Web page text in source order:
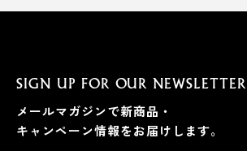
SIGN UP FOR OUR NEWSLETTER
メールマガジンで新商品・
キャンペーン情報をお届けします。